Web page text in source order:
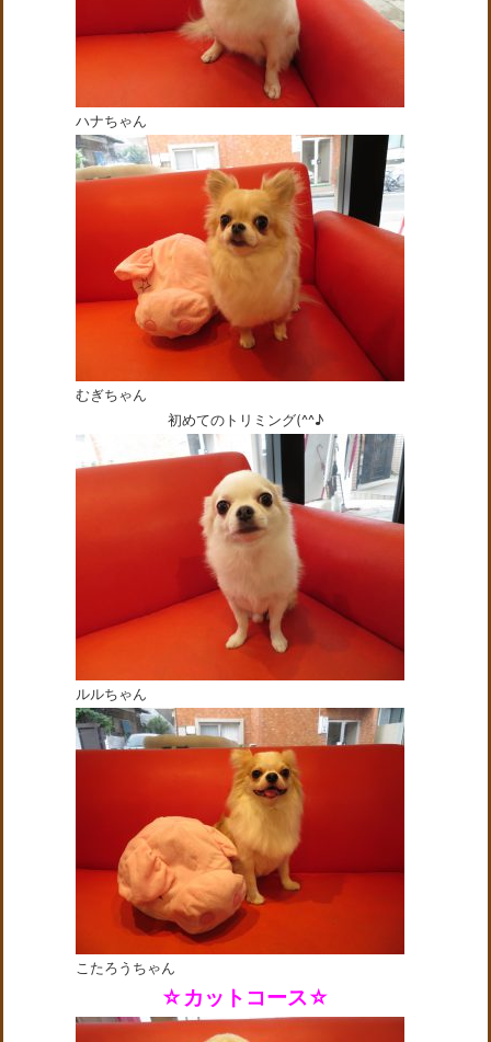
ハナちゃん
むぎちゃん
初めてのトリミング(^^♪
ルルちゃん
こたろうちゃん
☆カットコース☆